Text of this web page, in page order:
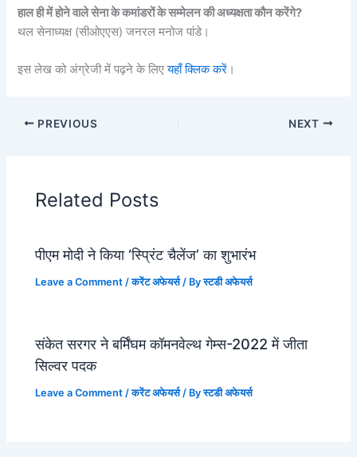
हाल ही में होने वाले सेना के कमांडरों के सम्मेलन की अध्यक्षता कौन करेंगे?
थल सेनाध्यक्ष (सीओएएस) जनरल मनोज पांडे।
इस लेख को अंग्रेजी में पढ़ने के लिएयहाँ क्लिक करें ।
PREVIOUS NEXT
Related Posts
पीएम मोदी ने किया ‘स्प्रिंट चैलेंज’ का शुभारंभ
Leave a Comment /करेंट अफेयर्स/ Byस्टडी अफेयर्स
संकेत सरगर ने बर्मिंघम कॉमनवेल्थ गेम्स-2022 में जीता
सिल्वर पदक
Leave a Comment /करेंट अफेयर्स/ Byस्टडी अफेयर्स